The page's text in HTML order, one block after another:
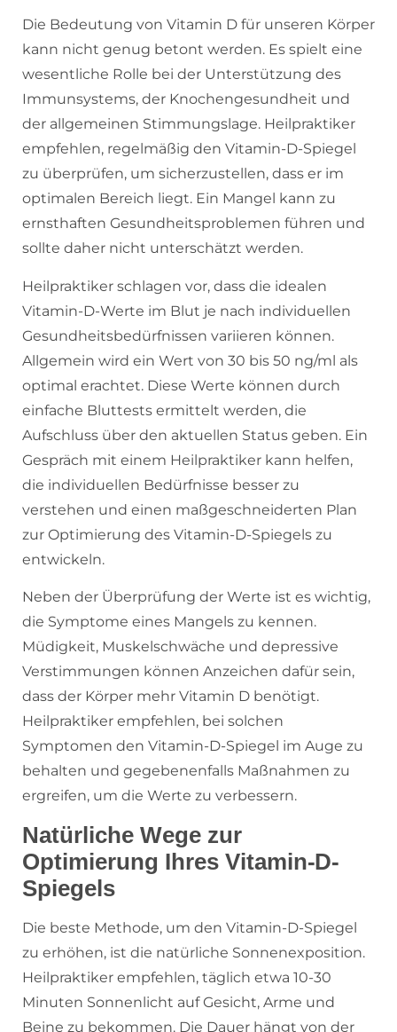
Die Bedeutung von Vitamin D für unseren Körper
kann nicht genug betont werden. Es spielt eine
wesentliche Rolle bei der Unterstützung des
Immunsystems, der Knochengesundheit und
der allgemeinen Stimmungslage. Heilpraktiker
empfehlen, regelmäßig den Vitamin-D-Spiegel
zu überprüfen, um sicherzustellen, dass er im
optimalen Bereich liegt. Ein Mangel kann zu
ernsthaften Gesundheitsproblemen führen und
sollte daher nicht unterschätzt werden.
Heilpraktiker schlagen vor, dass die idealen
Vitamin-D-Werte im Blut je nach individuellen
Gesundheitsbedürfnissen variieren können.
Allgemein wird ein Wert von 30 bis 50 ng/ml als
optimal erachtet. Diese Werte können durch
einfache Bluttests ermittelt werden, die
Aufschluss über den aktuellen Status geben. Ein
Gespräch mit einem Heilpraktiker kann helfen,
die individuellen Bedürfnisse besser zu
verstehen und einen maßgeschneiderten Plan
zur Optimierung des Vitamin-D-Spiegels zu
entwickeln.
Neben der Überprüfung der Werte ist es wichtig,
die Symptome eines Mangels zu kennen.
Müdigkeit, Muskelschwäche und depressive
Verstimmungen können Anzeichen dafür sein,
dass der Körper mehr Vitamin D benötigt.
Heilpraktiker empfehlen, bei solchen
Symptomen den Vitamin-D-Spiegel im Auge zu
behalten und gegebenenfalls Maßnahmen zu
ergreifen, um die Werte zu verbessern.
Natürliche Wege zur
Optimierung Ihres Vitamin-D-
Spiegels
Die beste Methode, um den Vitamin-D-Spiegel
zu erhöhen, ist die natürliche Sonnenexposition.
Heilpraktiker empfehlen, täglich etwa 10-30
Minuten Sonnenlicht auf Gesicht, Arme und
Beine zu bekommen. Die Dauer hängt von der